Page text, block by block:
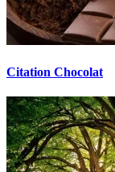
Citation Chocolat